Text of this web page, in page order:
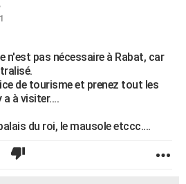
n'est pas nécessaire à Rabat, car
de tourisme et prenez tout les
à visiter....
du roi, le mausole etccc....